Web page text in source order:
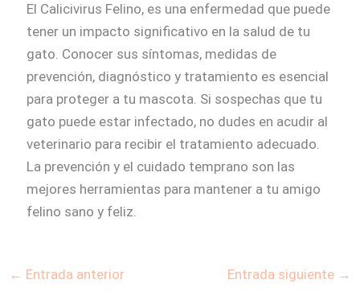
El Calicivirus Felino, es una enfermedad que puede
tener un impacto significativo en la salud de tu
gato. Conocer sus síntomas, medidas de
prevención, diagnóstico y tratamiento es esencial
para proteger a tu mascota. Si sospechas que tu
gato puede estar infectado, no dudes en acudir al
veterinario para recibir el tratamiento adecuado.
La prevención y el cuidado temprano son las
mejores herramientas para mantener a tu amigo
felino sano y feliz.
← Entrada anterior Entrada siguiente →